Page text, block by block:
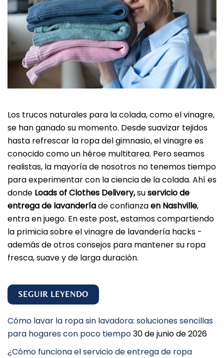
Los trucos naturales para la colada, como el vinagre,
se han ganado su momento. Desde suavizar tejidos
hasta refrescar la ropa del gimnasio, el vinagre es
conocido como un héroe multitarea. Pero seamos
realistas, la mayoría de nosotros no tenemos tiempo
para experimentar con la ciencia de la colada. Ahí es
donde Loads of Clothes Delivery,suservicio de
entrega de lavanderíade confianzaen Nashville,
entra en juego. En este post, estamos compartiendo
la primicia sobre el vinagre de lavandería hacks -
además de otros consejos para mantener su ropa
fresca, suave y de larga duración.
SEGUIR LEYENDO
Cómo lavar la ropa sin lavadora: soluciones sencillas
para hogares con poco tiempo30 de junio de 2026
¿Cómo funciona el servicio de entrega de ropa